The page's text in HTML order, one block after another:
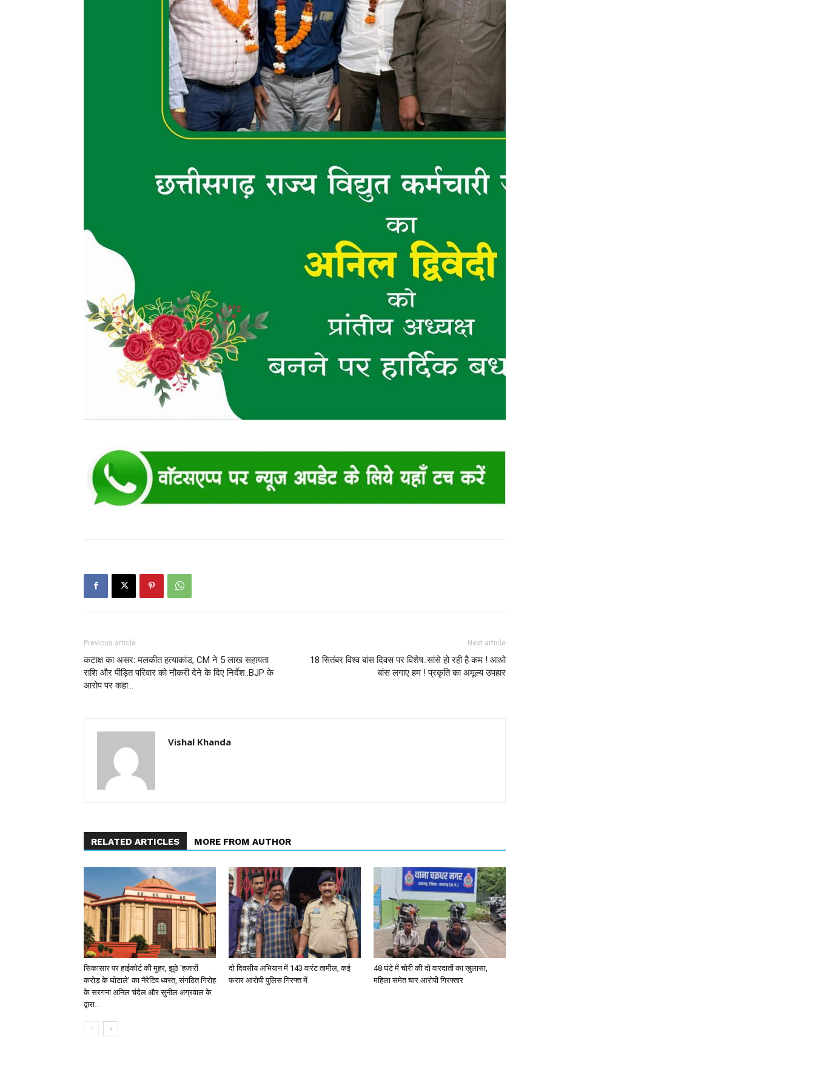
Previous article
कटाक्ष का असर: मलकीत हत्याकांड, CM ने 5 लाख सहायता
राशि और पीड़ित परिवार को नौकरी देने के दिए निर्देश..BJP के
आरोप पर कहा…
Next article
18 सितंबर विश्व बांस दिवस पर विशेष..सांसे हो रही है कम ! आओ
बांस लगाए हम ! प्रकृति का अमूल्य उपहार
Vishal Khanda
RELATED ARTICLES MORE FROM AUTHOR
सिकासार पर हाईकोर्ट की मुहर, झूठे ‘हजारों
करोड़ के घोटाले’ का नैरेटिव ध्वस्त, संगठित गिरोह
के सरगना अनिल चंदेल और सुनील अग्रवाल के
द्वारा...
दो दिवसीय अभियान में 143 वारंट तामील, कई
फरार आरोपी पुलिस गिरफ्त में
48 घंटे में चोरी की दो वारदातों का खुलासा,
महिला समेत चार आरोपी गिरफ्तार